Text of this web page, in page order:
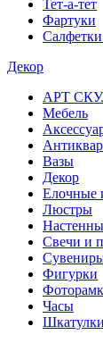
Тет-а-тет
Фартуки
Салфетки
Декор
АРТ
Мебель
Вазы
Декор
Елочные
Люстры
Свечи и
Фигурки
Часы